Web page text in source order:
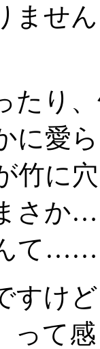
ませ
り
に愛
竹に
さか
て……
け
って